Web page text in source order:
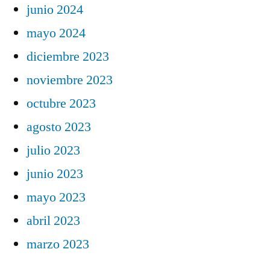
junio 2024
mayo 2024
diciembre 2023
noviembre 2023
octubre 2023
agosto 2023
julio 2023
junio 2023
mayo 2023
abril 2023
marzo 2023